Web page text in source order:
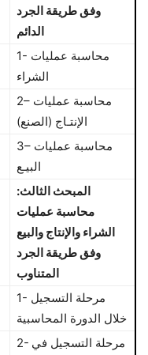
وفق طريقة الجرد
الدائم
1- محاسبة عمليات
الشراء
2– محاسبة عمليات
الإنتـاج (الصنع)
3– محاسبة عمليات
البيـع
المبحث الثالث:
محاسبة عمليات
الشراء والإنتاج والبيع
وفق طريقة الجرد
المتناوب
1- مرحلة التسجيل
خلال الدورة المحاسبية
2- مرحلة التسجيل في